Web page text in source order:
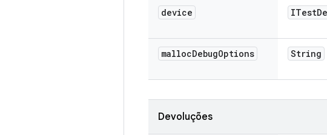
device ITest
mallocDebugOptions String
Devoluções